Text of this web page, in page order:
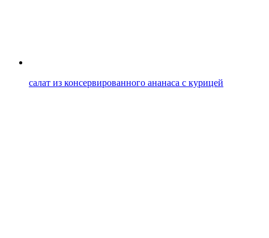
салат из консервированного ананаса с курицей